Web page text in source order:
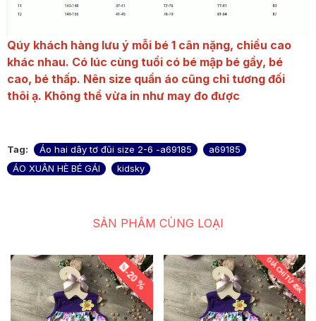
Qúy khách hàng lưu ý mỗi bé 1 cân nặng, chiều cao
khác nhau. Có lúc cùng tuổi có bé mập bé gầy, bé
cao, bé thấp. Nên size quần áo cũng chỉ tương đối
thôi ạ. Không thể vừa in như may đo được
Tag: Áo hai dây tơ đũi size 2-6 -a69185
a69185
ÁO XUÂN HÈ BÉ GÁI
kidsky
SẢN PHẨM CÙNG LOẠI
-20 % GIÁ CHỈ TỪ 45K